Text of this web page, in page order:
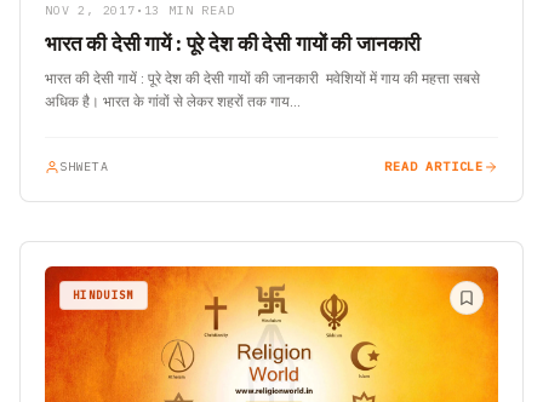
NOV 2, 2017 • 13 MIN READ
भारत की देसी गायें : पूरे देश की देसी गायों की जानकारी
भारत की देसी गायें : पूरे देश की देसी गायों की जानकारी मवेशियों में गाय की महत्ता सबसे
अधिक है। भारत के गांवों से लेकर शहरों तक गाय…
SHWETA READ ARTICLE
HINDUISM